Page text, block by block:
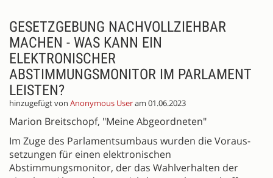
GESETZGEBUNG NACHVOLLZIEHBAR
MACHEN - WAS KANN EIN
ELEKTRONISCHER
ABSTIMMUNGSMONITOR IM PARLAMENT
LEISTEN?
hinzugefügt von Anonymous Useram 01.06.2023
Marion Breitschopf, "Meine Abgeordneten"
Im Zuge des Parlamentsumbaus wurden die Voraus-
setzungen für einen elektronischen
Abstimmungsmonitor, der das Wahlverhalten der